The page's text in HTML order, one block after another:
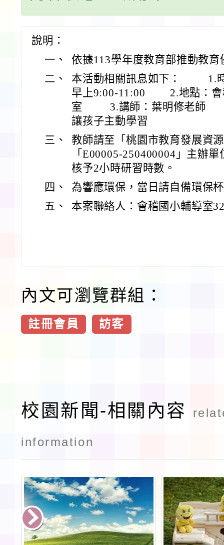
說明：
一、
依據113學年度教育部推動教
二、
本活動相關訊息如下： 1.時
早上9:00-11:00 2.地點：會
室 3.講師：葉明修老師 4.
讓孩子主動學習
三、
教師請至「桃園市教育發展資
「E00005-250400004」主辦
核予2小時研習時數。
四、
為響應環保，當日請自備環保
五、
本案聯絡人：會稽國小輔導室
內文可瀏覽群組：
註冊會員 訪客
校園新聞-相關內容
information